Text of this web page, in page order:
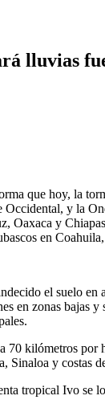
lluvias
que hoy, la
Occidental, y la
Oaxaca y
en
el suelo
en zonas bajas
70 kilómetros
Sinaloa y costas
tropical Ivo se